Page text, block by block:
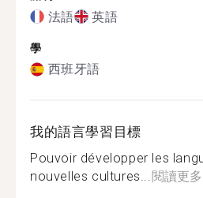
法語 英語
學
西班牙語
我的語言學習目標
Pouvoir développer les
nouvelles cultures...閱讀更多